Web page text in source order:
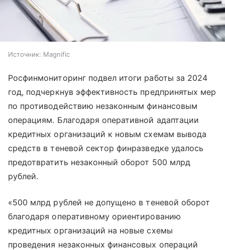
Источник: Magnific
Росфинмониторинг подвел итоги работы за 2024
год, подчеркнув эффективность предпринятых мер
по противодействию незаконным финансовым
операциям. Благодаря оперативной адаптации
кредитных организаций к новым схемам вывода
средств в теневой сектор финразведке удалось
предотвратить незаконный оборот 500 млрд
рублей.
«500 млрд рублей не допущено в теневой оборот
благодаря оперативному ориентированию
кредитных организаций на новые схемы
проведения незаконных финансовых операций